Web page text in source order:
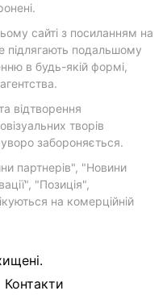
сайті з посиланням на
підлягають подальшому
в будь-якій формі,
відтворення
творів
забороняється.
партнерів", "Новини
"Позиція",
на комерційній
Контакти